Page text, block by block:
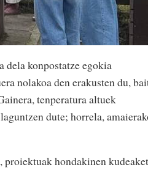
dela konpostatze egokia
nolakoa den erakusten du,
tenperatura altuek
dute; horrela,
hondakinen